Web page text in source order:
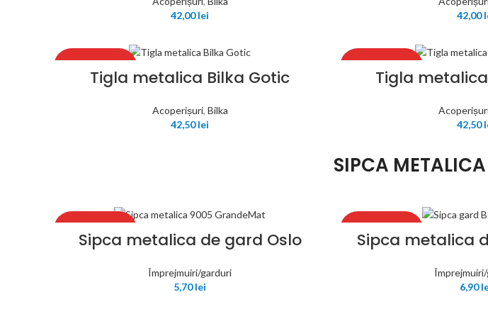
42,00lei
42,00
Tigla metalica Bilka Gotic
Acoperișuri, Bilka
42,50lei
Tigla
42,50
SIPCA
Sipca metalica de gard Oslo
Împrejmuiri/garduri
5,70lei
Sipca metalica
6,90